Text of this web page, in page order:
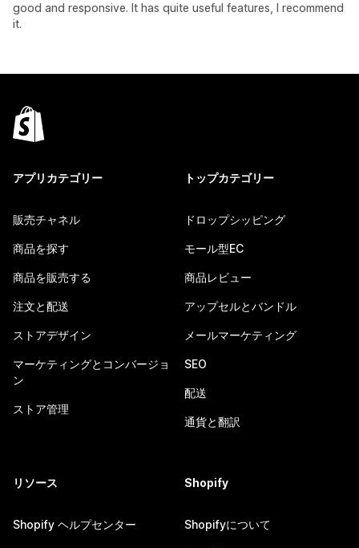
good and responsive. It has quite useful features, I recommend
it.
アプリカテゴリー
販売チャネル
商品を探す
商品を販売する
注文と配送
ストアデザイン
マーケティングとコンバージョ
ン
ストア管理
トップカテゴリー
ドロップシッピング
モール型EC
商品レビュー
アップセルとバンドル
メールマーケティング
SEO
配送
通貨と翻訳
リソース
Shopify ヘルプセンター
Shopify
Shopifyについて